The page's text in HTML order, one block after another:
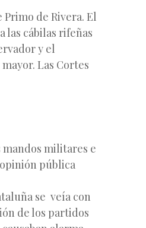
de Rivera. El
las cábilas rifeñas
y el
Las Cortes
mandos militares e
pública
se veía con
de los partidos